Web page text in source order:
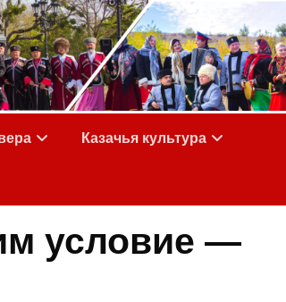
Казачья культура
условие —